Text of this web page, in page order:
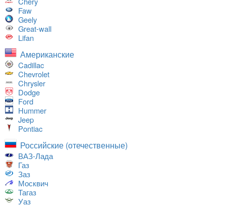
Faw
Geely
Great-wall
Lifan
Американские
Cadillac
Chevrolet
Chrysler
Dodge
Ford
Hummer
Jeep
Pontiac
Российские (отечественные)
ВАЗ-Лада
Газ
Заз
Москвич
Тагаз
Уаз